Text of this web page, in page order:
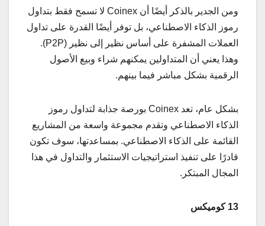
ومن الجدير بالذكر أيضًا أن Coinex لا تسمح فقط بتداول
رموز الذكاء الاصطناعي، بل توفر أيضًا القدرة على تداول
العملات المشفرة على أساس نظير إلى نظير (P2P).
وهذا يعني أن المتداولين يمكنهم شراء وبيع الأصول
الرقمية بشكل مباشر فيما بينهم.
بشكل عام، تعد Coinex بورصة جذابة لتداول رموز
الذكاء الاصطناعي وتقدم مجموعة واسعة من المشاريع
القائمة على الذكاء الاصطناعي. بمساعدتها، سوف تكون
قادرًا على تنفيذ استراتيجيات الاستثمار والتداول في هذا
المجال المبتكر.
13 كوميكس